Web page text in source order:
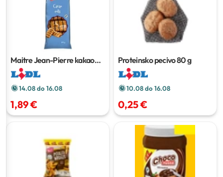
Maitre Jean-Pierre kakao
rolice400 g
14.08 do 16.08
1,89 €
Proteinsko pecivo80 g
10.08 do 16.08
0,25 €